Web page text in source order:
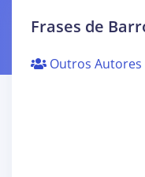
Frases de
Outros Autores